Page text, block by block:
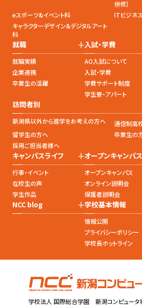
併修］
eスポーツ&イベント科
ITビジネ
キャラクターデザイン&デジタルアート
科
就職 +
就職実績
企業連携
卒業生の活躍
入試・学費
AO入試について
入試・学費
学費サポート制度
学生寮・アパート
訪問者別
新潟県以外から進学をお考えの方へ
通信制高
留学生の方へ
卒業生の
採用ご担当者様へ
キャンパスライフ +
行事・イベント
在校生の声
学生作品
オープンキャンパス
オープンキャンパス
オンライン説明会
保護者説明会
NCC blog +学校基本情報
情報公開
プライバシーポリシー
学校長ホットライン
学校法人 国際総合学園 新潟コンピュータ